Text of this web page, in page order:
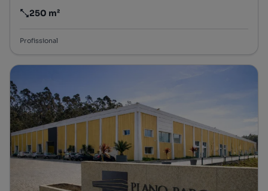
Preço por metro quadrado
250 m²
Profissional